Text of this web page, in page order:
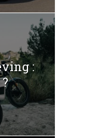
: